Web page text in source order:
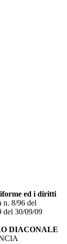
ed i diritti
n. 8/96 del
del 30/09/09
DIACONALE